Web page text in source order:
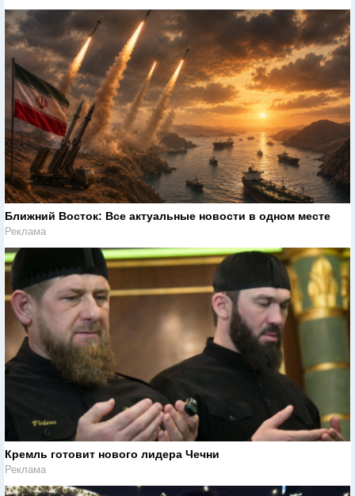
Ближний Восток: Все актуальные новости в одном месте
Реклама
Кремль готовит нового лидера Чечни
Реклама